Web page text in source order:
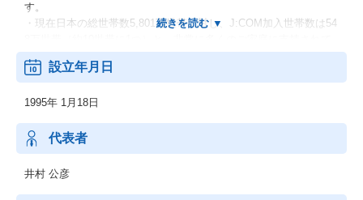
す。
・現在日本の総世帯数5,801万世帯に対し、J:COM加入世帯数は54
おります！
◆各種専門チャンネルへの出資、運営：現在ジュピターテレコム
では、17チャンネルを運営しております！
◆各種VODサービスへのコンテンツ調達、販売：例）「NETFLI
X」
◆映画の企画製作、配給：例）「カメラを止めるな！」など
設立年月日
1995年 1月18日
代表者
井村 公彦